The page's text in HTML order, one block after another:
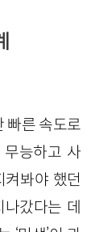
빠른 속도로
능하고 사
봐야 했던
갔다는 데